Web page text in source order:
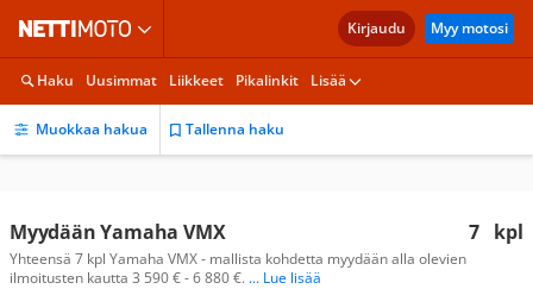
Kirjaudu Myy motosi
Haku Uusimmat Liikkeet Pikalinkit Lisää
Muokkaa hakua Tallenna haku
7 kpl
Myydään Yamaha VMX
Yhteensä 7 kpl Yamaha VMX - mallista kohdetta myydään alla olevien
ilmoitusten kautta 3 590 € - 6 880 €. ... Lue lisää